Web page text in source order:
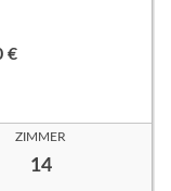
€
ZIMMER
14